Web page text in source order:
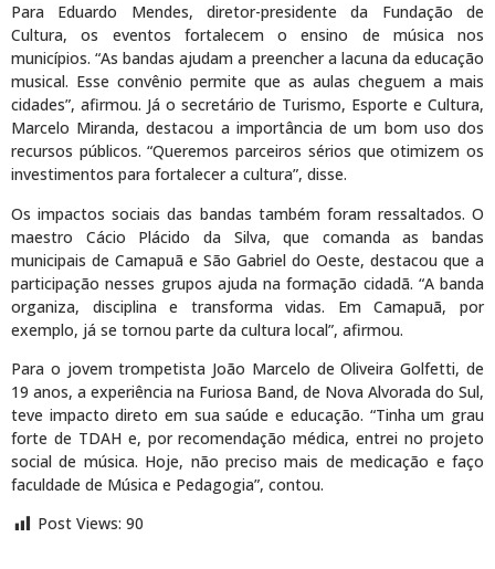
Para Eduardo Mendes, diretor-presidente da Fundação de
Cultura, os eventos fortalecem o ensino de música nos
municípios. “As bandas ajudam a preencher a lacuna da educação
musical. Esse convênio permite que as aulas cheguem a mais
cidades”, afirmou. Já o secretário de Turismo, Esporte e Cultura,
Marcelo Miranda, destacou a importância de um bom uso dos
recursos públicos. “Queremos parceiros sérios que otimizem os
investimentos para fortalecer a cultura”, disse.
Os impactos sociais das bandas também foram ressaltados. O
maestro Cácio Plácido da Silva, que comanda as bandas
municipais de Camapuã e São Gabriel do Oeste, destacou que a
participação nesses grupos ajuda na formação cidadã. “A banda
organiza, disciplina e transforma vidas. Em Camapuã, por
exemplo, já se tornou parte da cultura local”, afirmou.
Para o jovem trompetista João Marcelo de Oliveira Golfetti, de
19 anos, a experiência na Furiosa Band, de Nova Alvorada do Sul,
teve impacto direto em sua saúde e educação. “Tinha um grau
forte de TDAH e, por recomendação médica, entrei no projeto
social de música. Hoje, não preciso mais de medicação e faço
faculdade de Música e Pedagogia”, contou.
Post Views: 90